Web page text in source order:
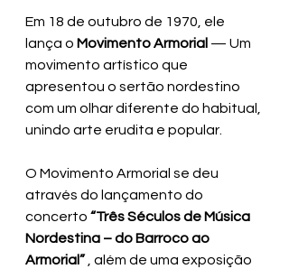
Em 18 de outubro de 1970, ele
lança o Movimento Armorial — Um
movimento artístico que
apresentou o sertão nordestino
com um olhar diferente do habitual,
unindo arte erudita e popular.
O Movimento Armorial se deu
através do lançamento do
concerto “Três Séculos de Música
Nordestina – do Barroco ao
Armorial” , além de uma exposição